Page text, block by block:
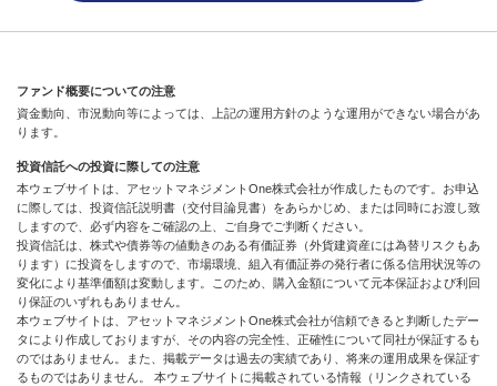
ファンド概要についての注意
資金動向、市況動向等によっては、上記の運用方針のような運用ができない場合があ
ります。
投資信託への投資に際しての注意
本ウェブサイトは、アセットマネジメントOne株式会社が作成したものです。お申込
に際しては、投資信託説明書（交付目論見書）をあらかじめ、または同時にお渡し致
しますので、必ず内容をご確認の上、ご自身でご判断ください。
投資信託は、株式や債券等の値動きのある有価証券（外貨建資産には為替リスクもあ
ります）に投資をしますので、市場環境、組入有価証券の発行者に係る信用状況等の
変化により基準価額は変動します。このため、購入金額について元本保証および利回
り保証のいずれもありません。
本ウェブサイトは、アセットマネジメントOne株式会社が信頼できると判断したデー
タにより作成しておりますが、その内容の完全性、正確性について同社が保証するも
のではありません。また、掲載データは過去の実績であり、将来の運用成果を保証す
るものではありません。 本ウェブサイトに掲載されている情報（リンクされている